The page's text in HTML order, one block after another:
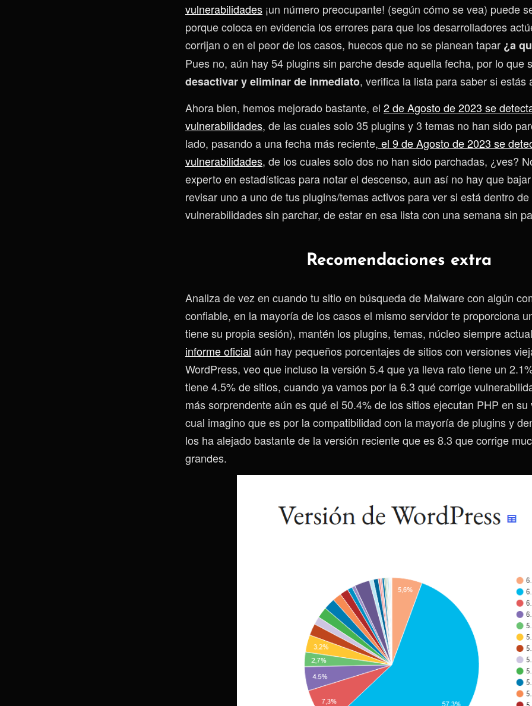
vulnerabilidades ¡un número preocupante! (según cómo se vea) puede
porque coloca en evidencia los errores para que los desarrolladores
corrijan o en el peor de los casos, huecos que no se planean tapar ¿a
Pues no, aún hay 54 plugins sin parche desde aquella fecha, por lo que
desactivar y eliminar de inmediato, verifica la lista para saber si estás
Ahora bien, hemos mejorado bastante, el 2 de Agosto de 2023 se
vulnerabilidades, de las cuales solo 35 plugins y 3 temas no han sido
lado, pasando a una fecha más reciente, el 9 de Agosto de 2023 se
vulnerabilidades, de los cuales solo dos no han sido parchadas, ¿ves?
experto en estadísticas para notar el descenso, aun así no hay que
revisar uno a uno de tus plugins/temas activos para ver si está dentro de
vulnerabilidades sin parchar, de estar en esa lista con una semana sin
Recomendaciones extra
Analiza de vez en cuando tu sitio en búsqueda de Malware con algún
confiable, en la mayoría de los casos el mismo servidor te proporciona
tiene su propia sesión), mantén los plugins, temas, núcleo siempre
informe oficial aún hay pequeños porcentajes de sitios con versiones
WordPress, veo que incluso la versión 5.4 que ya lleva rato tiene un
tiene 4.5% de sitios, cuando ya vamos por la 6.3 qué corrige
más sorprendente aún es qué el 50.4% de los sitios ejecutan PHP en
cual imagino que es por la compatibilidad con la mayoría de plugins y
los ha alejado bastante de la versión reciente que es 8.3 que corrige
grandes.